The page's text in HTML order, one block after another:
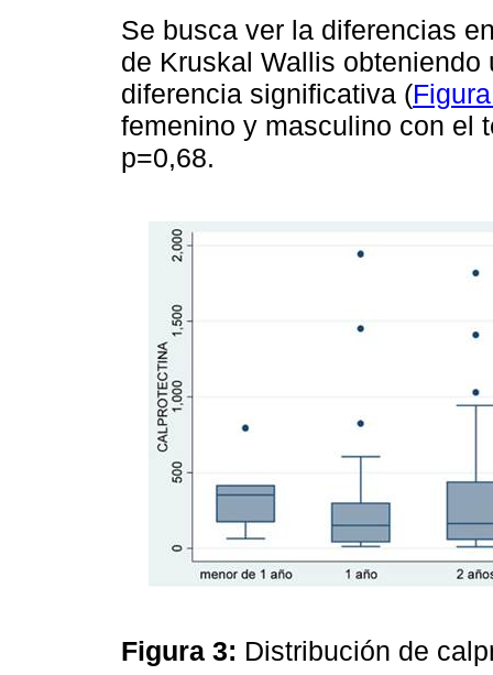
Se busca ver la diferencias
de Kruskal Wallis
diferencia significativa (
femenino y masculino con el
p=0,68.
Figura 3: Distribución de